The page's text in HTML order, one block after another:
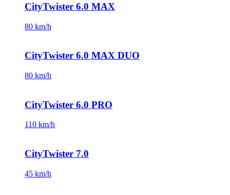
CityTwister 6.0 MAX
80 km/h
CityTwister 6.0 MAX DUO
80 km/h
CityTwister 6.0 PRO
110 km/h
CityTwister 7.0
45 km/h